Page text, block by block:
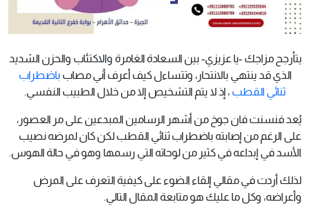
يتأرجح مزاجك -يا عزيزي- بين السعادة الغامرة والاكتئاب والحزن الشديد
الذي قد ينتهي بالانتحار، وتتساءل كيف أعرف أني مصابباضطراب
ثنائي القطب ، إذ لا يتم التشخيص إلا من خلال الطبيب النفسي.
يُعد فنسنت فان جوخ من أشهر الرسامين المبدعين على مر العصور،
على الرغم من إصابته باضطراب ثنائي القطب لكن كان لمرضه نصيب
الأسد في إبداعه في كثير من لوحاته التي رسمها وهو في حالة الهوس.
لذلك أردت في مقالي إلقاء الضوء على كيفية التعرف على المرض
وأعراضه، وكل ما عليك هو متابعة المقال التالي.